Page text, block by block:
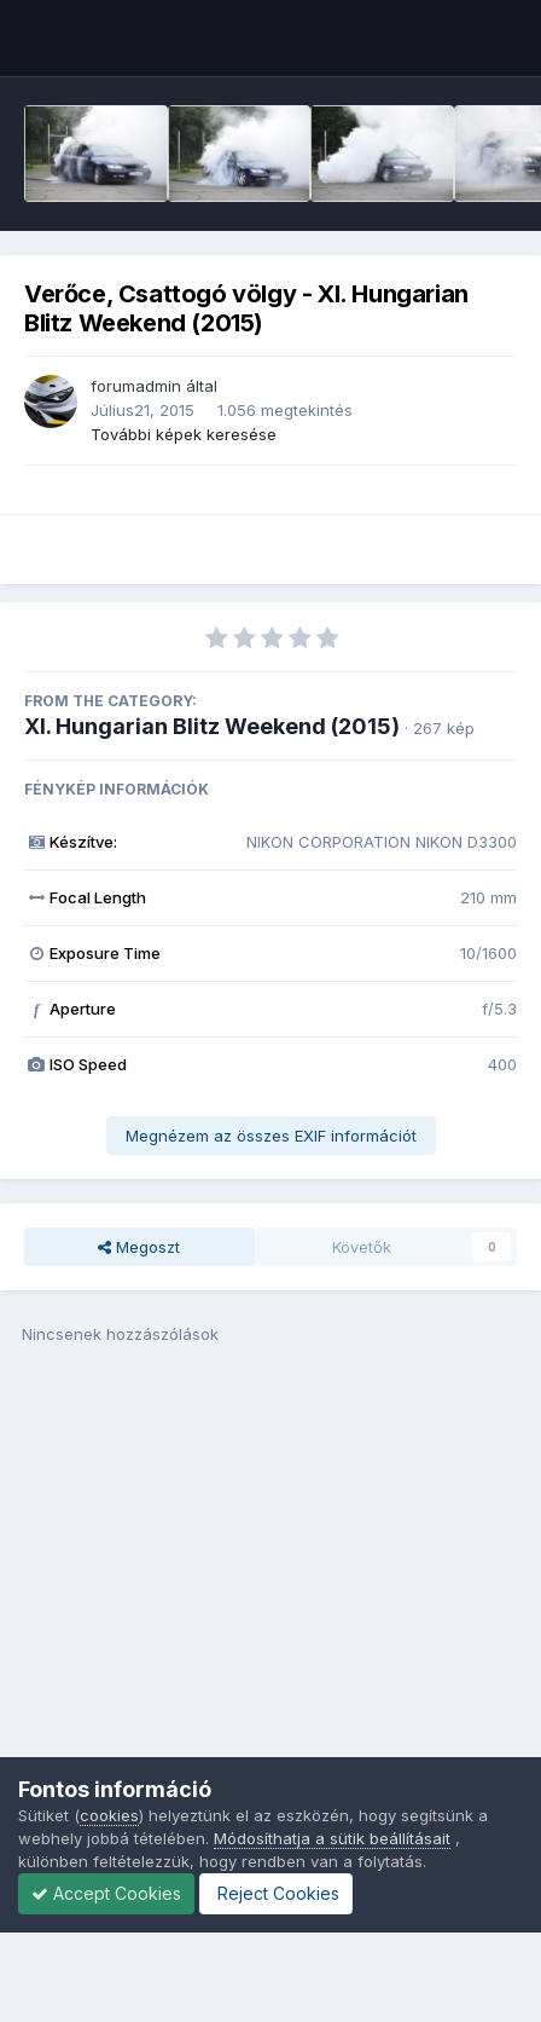
Verőce, Csattogó völgy - XI. Hungarian
Blitz Weekend (2015)
forumadmin által
Július21, 2015
1.056 megtekintés
További képek keresése
FROM THE CATEGORY:
XI. Hungarian Blitz Weekend (2015) · 267 kép
FÉNYKÉP INFORMÁCIÓK
Készítve: NIKON CORPORATION NIKON D3300
Focal Length 210 mm
Exposure Time 10/1600
f Aperture f/5.3
ISO Speed 400
Megnézem az összes EXIF információt
Megoszt Követők 0
Nincsenek hozzászólások
Fontos információ
Sütiket (cookies) helyeztünk el az eszközén, hogy segítsünk a
webhely jobbá tételében. Módosíthatja a sütik beállításait ,
különben feltételezzük, hogy rendben van a folytatás.
Accept Cookies Reject Cookies